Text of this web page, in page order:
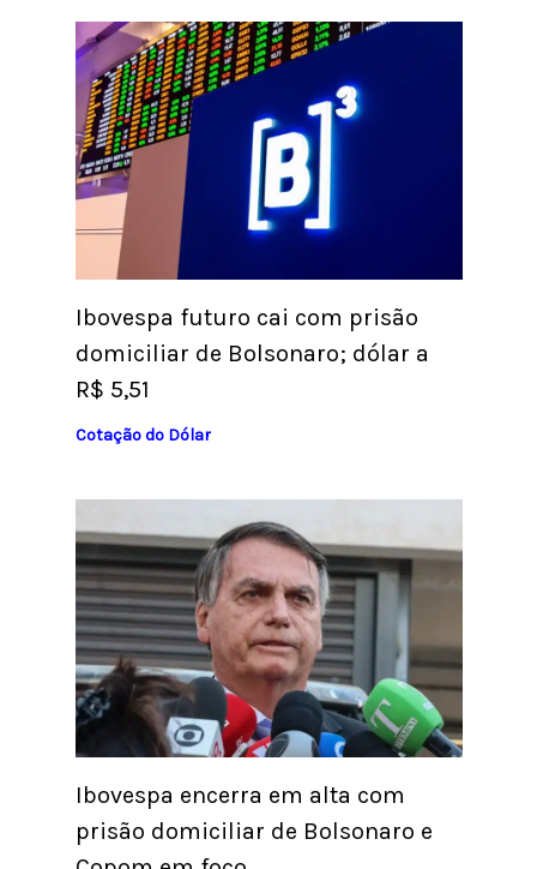
Ibovespa futuro cai com prisão
domiciliar de Bolsonaro; dólar a
R$ 5,51
Cotação do Dólar
Ibovespa encerra em alta com
prisão domiciliar de Bolsonaro e